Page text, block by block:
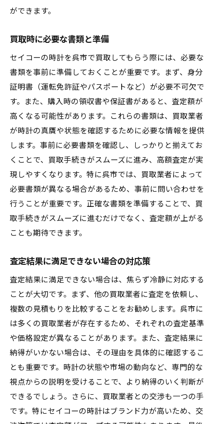
ができます。
買取時に必要な書類と準備
セイコーの時計を呉市で買取してもらう際には、必要な
書類を事前に準備しておくことが重要です。まず、身分
証明書（運転免許証やパスポートなど）が必要不可欠で
す。また、購入時の領収書や保証書があると、査定額が
高くなる可能性があります。これらの書類は、買取業者
が時計の真贋や状態を確認するために必要な情報を提供
します。事前に必要書類を確認し、しっかりと揃えてお
くことで、買取手続きがスムーズに進み、高額査定が実
現しやすくなります。特に呉市では、買取業者によって
必要書類が異なる場合があるため、事前に問い合わせを
行うことが重要です。正確な書類を準備することで、買
取手続きがスムーズに進むだけでなく、査定額が上がる
ことも期待できます。
査定結果に満足できない場合の対応策
査定結果に満足できない場合は、焦らず冷静に対応する
ことが大切です。まず、他の買取業者に査定を依頼し、
複数の見積もりを比較することをお勧めします。呉市に
は多くの買取業者が存在するため、それぞれの査定基準
や価格設定が異なることがあります。また、査定結果に
納得がいかない場合は、その理由を具体的に確認するこ
とも重要です。時計の状態や市場の動向など、専門的な
視点からの説明を受けることで、より納得のいく判断が
できるでしょう。さらに、買取業者との交渉も一つの手
です。特にセイコーの時計はブランド力が高いため、交